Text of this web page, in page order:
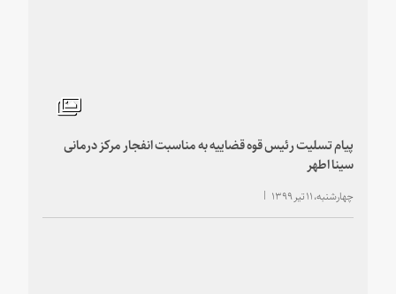
پیام تسلیت رئیس قوه قضاییه به مناسبت انفجار مرکز درمانی
سینا اطهر
چهارشنبه، ۱۱ تیر ۱۳۹۹